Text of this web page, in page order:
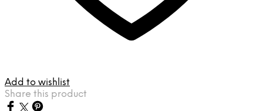
Add to wishlist
Share this product